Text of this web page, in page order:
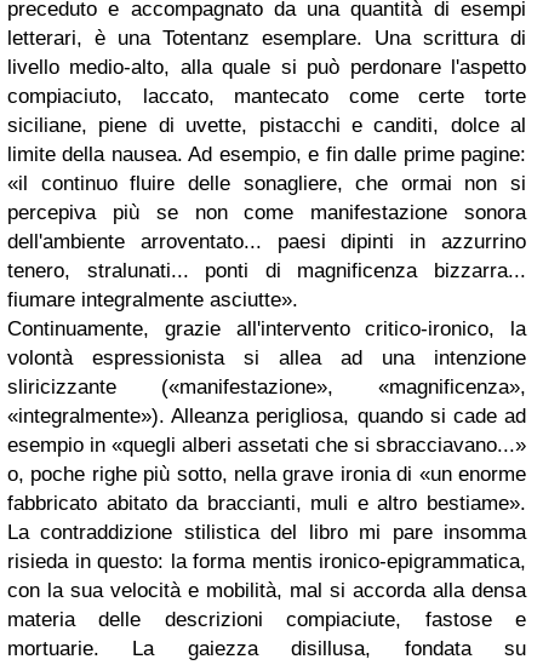
preceduto e accompagnato da una quantità di esempi
letterari, è una Totentanz esemplare. Una scrittura di
livello medio-alto, alla quale si può perdonare l'aspetto
compiaciuto, laccato, mantecato come certe torte
siciliane, piene di uvette, pistacchi e canditi, dolce al
limite della nausea. Ad esempio, e fin dalle prime pagine:
«il continuo fluire delle sonagliere, che ormai non si
percepiva più se non come manifestazione sonora
dell'ambiente arroventato... paesi dipinti in azzurrino
tenero, stralunati... ponti di magnificenza bizzarra...
fiumare integralmente asciutte».
Continuamente, grazie all'intervento critico-ironico, la
volontà espressionista si allea ad una intenzione
sliricizzante («manifestazione», «magnificenza»,
«integralmente»). Alleanza perigliosa, quando si cade ad
esempio in «quegli alberi assetati che si sbracciavano...»
o, poche righe più sotto, nella grave ironia di «un enorme
fabbricato abitato da braccianti, muli e altro bestiame».
La contraddizione stilistica del libro mi pare insomma
risieda in questo: la forma mentis ironico-epigrammatica,
con la sua velocità e mobilità, mal si accorda alla densa
materia delle descrizioni compiaciute, fastose e
mortuarie. La gaiezza disillusa, fondata su